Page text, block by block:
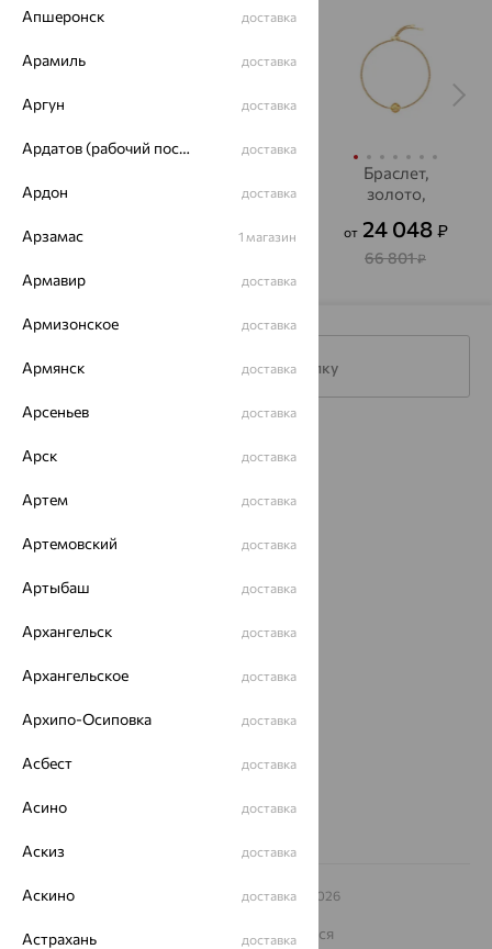
STONES
72 304
золото,
STONES
112 486₽
Браслет,
золото,
SOKOLOV
от 24 048 ₽
66 801₽
Подписаться на рассылку
Магазины и доставка
ул. Зегеля, 27/2
Другие города
Заказать звонок
© ООО «Ювелирный дом «Кристалл»,2009 – 2026
На информационном ресурсе применяются
Апшеронск доставка
Арамиль доставка
Аргун доставка
Ардатов (рабочий поселок) доставка
Ардон доставка
Арзамас 1 магазин
Армавир доставка
Армизонское доставка
Армянск доставка
Арсеньев доставка
Арск доставка
Артем доставка
Артемовский доставка
Артыбаш доставка
Архангельск доставка
Архангельское доставка
Архипо-Осиповка доставка
Асбест доставка
Асино доставка
Аскиз доставка
Аскино доставка
Астрахань доставка